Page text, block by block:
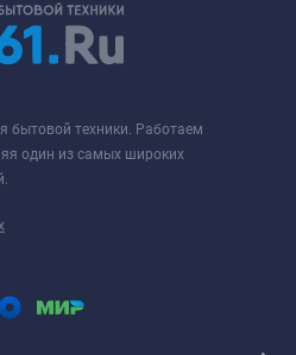
бытовой техники. Работаем
один из самых широких